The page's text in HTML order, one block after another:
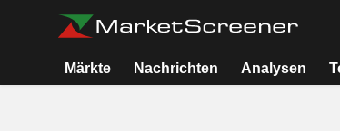
Märkte Nachrichten Analysen